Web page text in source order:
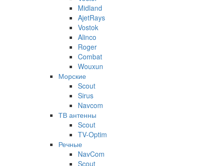
Midland
AjetRays
Vostok
Alinco
Roger
Combat
Wouxun
Морские
Scout
Sirus
Navcom
ТВ антенны
Scout
TV-Optim
Речные
NavCom
Scout